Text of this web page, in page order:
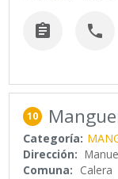
 
10
Categoría:
Dirección:
Comuna: Calera